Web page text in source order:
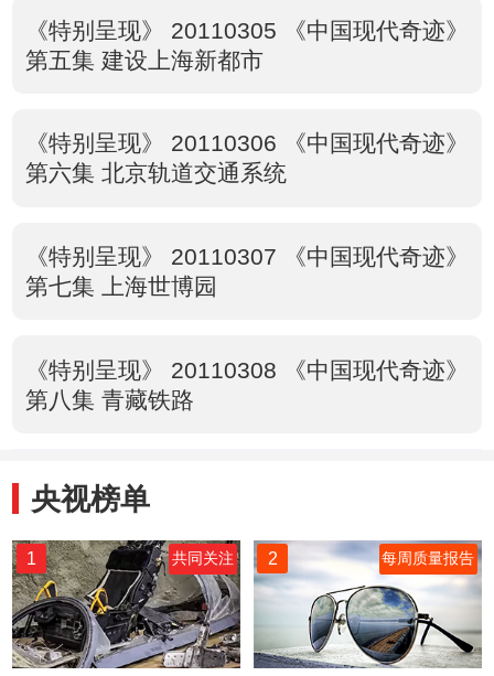
《特别呈现》 20110305 《中国现代奇迹》
第五集 建设上海新都市
《特别呈现》 20110306 《中国现代奇迹》
第六集 北京轨道交通系统
《特别呈现》 20110307 《中国现代奇迹》
第七集 上海世博园
《特别呈现》 20110308 《中国现代奇迹》
第八集 青藏铁路
央视榜单
1 共同关注 2 每周质量报告